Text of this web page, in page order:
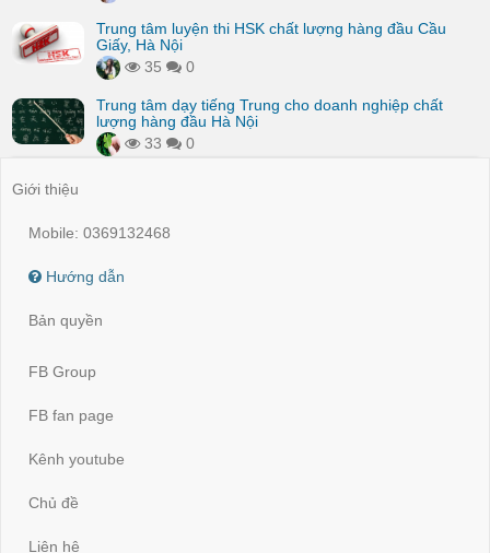
Trung tâm luyện thi HSK chất lượng hàng đầu Cầu
Giấy, Hà Nội
35
0
Trung tâm dạy tiếng Trung cho doanh nghiệp chất
lượng hàng đầu Hà Nội
33
0
Giới thiệu
Mobile: 0369132468
Hướng dẫn
Bản quyền
FB Group
FB fan page
Kênh youtube
Chủ đề
Liên hệ